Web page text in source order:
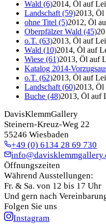
Wald (6)2014, Öl auf
Landschaft (59)2013, Öl
ohne Titel (5)2012, Öl
Oberpfälzer Wald (45)
o.T. (63)2013, Öl auf
Wald (10)2014, Öl auf
Wiese (61)2013, Öl auf
Katalog 2014-
o.T. (62)2013, Öl auf
Landschaft (60)2013, Öl
Buche (48)2013, Öl auf
DavisKlemmGallery
Steinern-Kreuz-Weg 22
55246 Wiesbaden
+49 (0) 6134 28 69 730
Öffnungszeiten
Während Ausstellungen:
Fr. & Sa. von 12 bis 17 Uhr
Und gern nach
Folgen Sie uns
Instagram